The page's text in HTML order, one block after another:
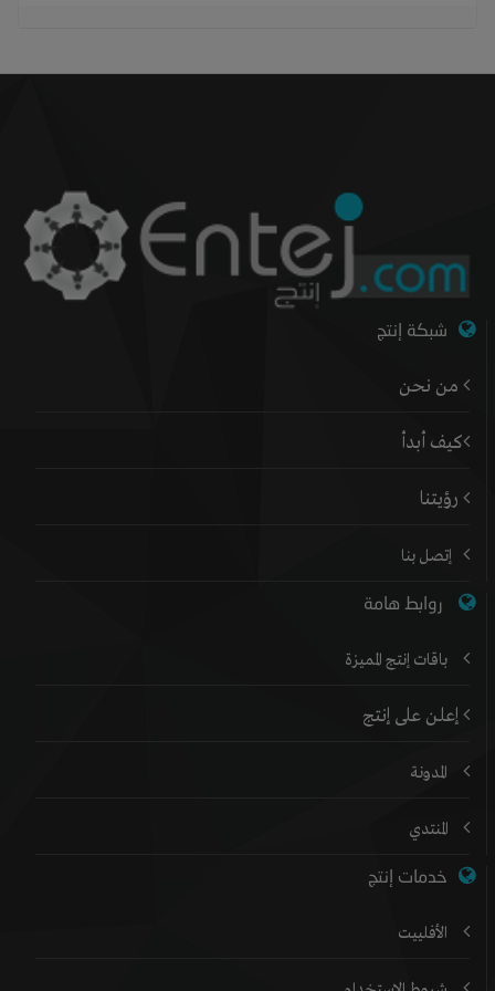
شبكة إنتج
من نحن
كيف أبدأ
رؤيتنا
إتصل بنا
روابط هامة
باقات إنتج المميزة
إعلن على إنتج
المدونة
المنتدي
خدمات إنتج
الأفلييت